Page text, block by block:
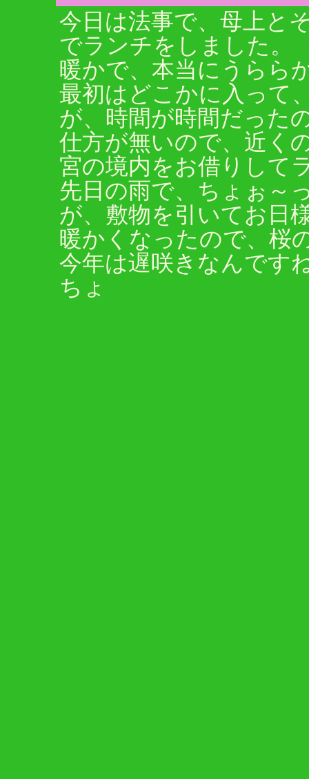
今日は法事で、母上と
でランチをしました。
暖かで、本当にうらら
最初はどこかに入って
が、時間が時間だった
仕方が無いので、近く
宮の境内をお借りして
先日の雨で、ちょぉ～
が、敷物を引いてお日
暖かくなったので、桜
今年は遅咲きなんです
ちょ